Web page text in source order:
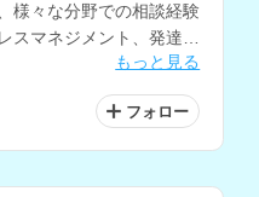
様々な分野での相談経験
スマネジメント、発達障
相談を得意とされていま
もっと見る
フォロー